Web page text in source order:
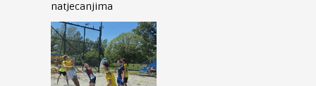
natjecanjima